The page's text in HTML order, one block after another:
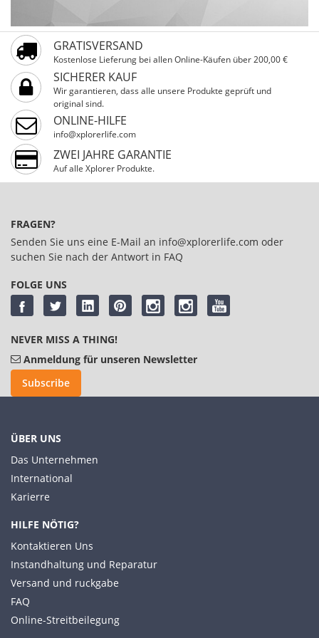
GRATISVERSAND
Kostenlose Lieferung bei allen Online-Käufen über 200,00 €
SICHERER KAUF
Wir garantieren, dass alle unsere Produkte geprüft und
original sind.
ONLINE-HILFE
info@xplorerlife.com
ZWEI JAHRE GARANTIE
Auf alle Xplorer Produkte.
FRAGEN?
Senden Sie uns eine E-Mail an info@xplorerlife.com oder
suchen Sie nach der Antwort in FAQ
FOLGE UNS
NEVER MISS A THING!
Anmeldung für unseren Newsletter
Subscribe
ÜBER UNS
Das Unternehmen
International
Karierre
HILFE NÖTIG?
Kontaktieren Uns
Instandhaltung und Reparatur
Versand und ruckgabe
FAQ
Online-Streitbeilegung